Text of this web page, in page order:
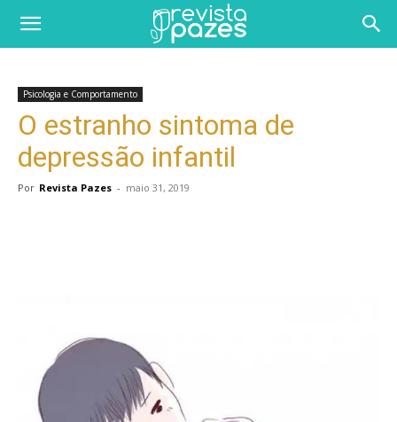
Psicologia e Comportamento
O estranho sintoma de
depressão infantil
Por Revista Pazes - maio 31, 2019